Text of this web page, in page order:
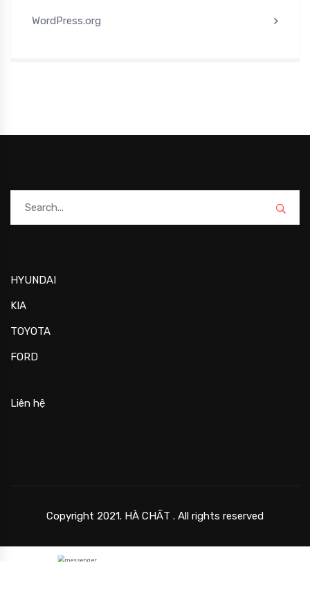
WordPress.org
HYUNDAI
KIA
TOYOTA
FORD
Liên hệ
Copyright 2021. HÀ CHẤT . All rights reserved